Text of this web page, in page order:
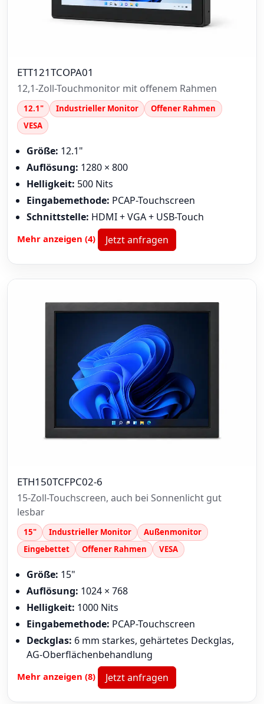
ETT121TCOPA01
12,1-Zoll-Touchmonitor mit offenem Rahmen
12.1" Industrieller Monitor
Offener Rahmen
VESA
Größe: 12.1"
Auflösung: 1280 × 800
Helligkeit: 500 Nits
Eingabemethode: PCAP-Touchscreen
Schnittstelle: HDMI + VGA + USB-Touch
Mehr anzeigen (4) Jetzt anfragen
ETH150TCFPC02-6
15-Zoll-Touchscreen, auch bei Sonnenlicht gut
lesbar
15" Industrieller Monitor
Außenmonitor
Eingebettet
Offener Rahmen VESA
Größe: 15"
Auflösung: 1024 × 768
Helligkeit: 1000 Nits
Eingabemethode: PCAP-Touchscreen
Deckglas: 6 mm starkes, gehärtetes Deckglas,
AG-Oberflächenbehandlung
Mehr anzeigen (8) Jetzt anfragen